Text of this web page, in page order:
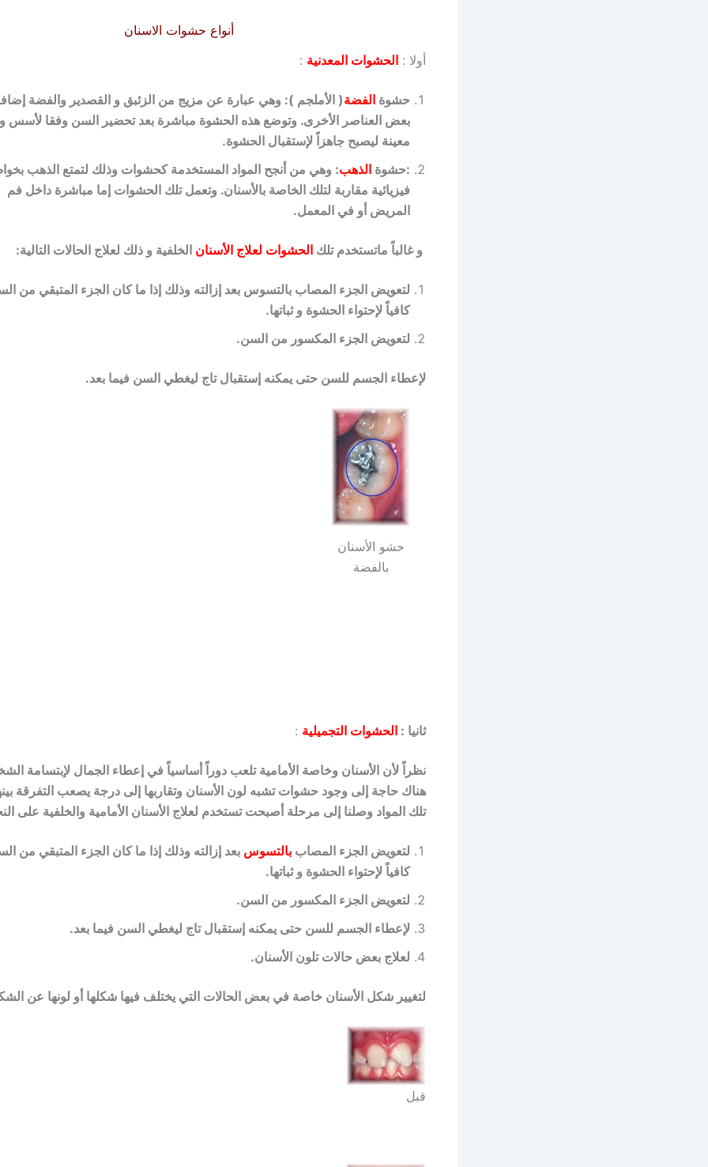
أنواع حشوات الاسنان
أولا : الحشوات المعدنية :
حشوة الفضة( الأملجم ): وهي عبارة عن مزيج من الزئبق و القصدير والفضة
بعض العناصر الأخرى. وتوضع هذه الحشوة مباشرة بعد تحضير السن وفقا لأسس
معينة ليصبح جاهزاً لإستقبال الحشوة.
:حشوة الذهب: وهي من أنجح المواد المستخدمة كحشوات وذلك لتمتع الذهب
فيزيائية مقاربة لتلك الخاصة بالأسنان. وتعمل تلك الحشوات إما مباشرة داخل فم
المريض أو في المعمل.
و غالباً ماتستخدم تلك الحشوات لعلاج الأسنان الخلفية و ذلك لعلاج الحالات التالية:
لتعويض الجزء المصاب بالتسوس بعد إزالته وذلك إذا ما كان الجزء المتبقي من
كافياً لإحتواء الحشوة و ثباتها.
لتعويض الجزء المكسور من السن.
لإعطاء الجسم للسن حتى يمكنه إستقبال تاج ليغطي السن فيما بعد.
حشو الأسنان
بالفضة
ثانيا : الحشوات التجميلية :
نظراً لأن الأسنان وخاصة الأمامية تلعب دوراً أساسياً في إعطاء الجمال لإبتسامة
هناك حاجة إلى وجود حشوات تشبه لون الأسنان وتقاربها إلى درجة يصعب التفرقة
تلك المواد وصلنا إلى مرحلة أصبحت تستخدم لعلاج الأسنان الأمامية والخلفية على
لتعويض الجزء المصاب بالتسوس بعد إزالته وذلك إذا ما كان الجزء المتبقي من
كافياً لإحتواء الحشوة و ثباتها.
لتعويض الجزء المكسور من السن.
لإعطاء الجسم للسن حتى يمكنه إستقبال تاج ليغطي السن فيما بعد.
لعلاج بعض حالات تلون الأسنان.
لتغيير شكل الأسنان خاصة في بعض الحالات التي يختلف فيها شكلها أو لونها عن
قبل